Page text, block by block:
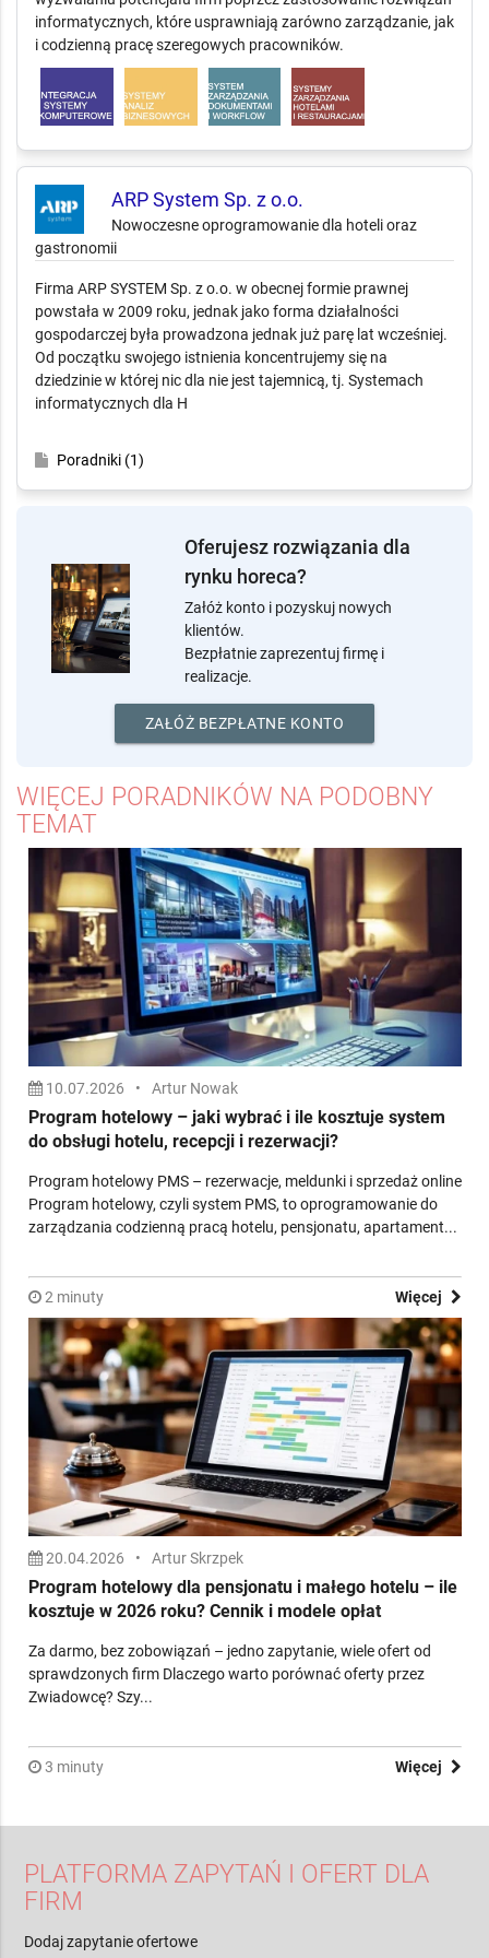
informatycznych, które usprawniają zarówno zarządzanie, jak
i codzienną pracę szeregowych pracowników.
ARP System Sp. z o.o.
Nowoczesne oprogramowanie dla hoteli oraz
gastronomii
Firma ARP SYSTEM Sp. z o.o. w obecnej formie prawnej
powstała w 2009 roku, jednak jako forma działalności
gospodarczej była prowadzona jednak już parę lat wcześniej.
Od początku swojego istnienia koncentrujemy się na
dziedzinie w której nic dla nie jest tajemnicą, tj. Systemach
informatycznych dla H
Oferujesz rozwiązania dla
rynku horeca?
Załóż konto i pozyskuj nowych
klientów.
realizacje.
WIĘCEJ PORADNIKÓW NA PODOBNY
TEMAT
10.07.2026 Artur Nowak
do obsługi hotelu, recepcji i rezerwacji?
Program hotelowy PMS – rezerwacje, meldunki i sprzedaż online
2 minuty Więcej
20.04.2026 • Artur Skrzpek
kosztuje w 2026 roku? Cennik i modele opłat
Za darmo, bez zobowiązań – jedno zapytanie, wiele ofert od
PLATFORMA ZAPYTAŃ I OFERT DLA
FIRM